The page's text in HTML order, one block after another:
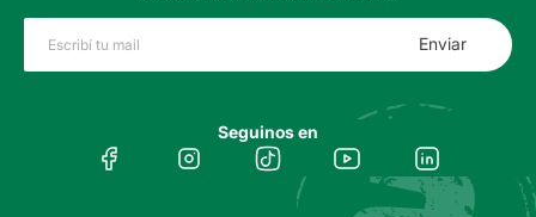
Enviar
Seguinos en